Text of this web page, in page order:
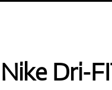
Nike Dri-